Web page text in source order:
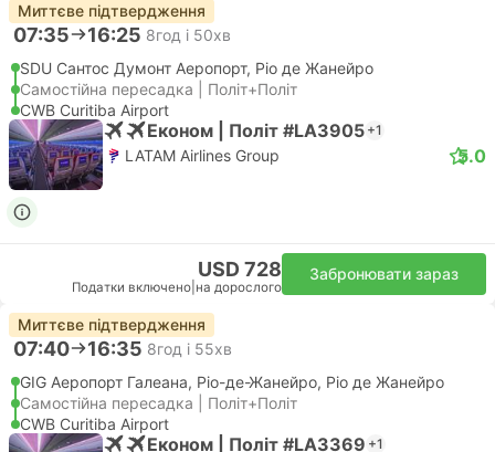
Миттєве підтвердження
07:35 16:25 8год і 50хв
SDU Сантос Думонт Аеропорт, Ріо де Жанейро
Самостійна пересадка | Політ+Політ
CWB Curitiba Airport
Економ | Політ #LA3905 +1
LATAM Airlines Group 5.0
USD 728
Податки включено на дорослого
Забронювати зараз
Миттєве підтвердження
07:40 16:35 8год і 55хв
GIG Аеропорт Галеана, Ріо-де-Жанейро, Ріо де Жанейро
Самостійна пересадка | Політ+Політ
CWB Curitiba Airport
Економ | Політ #LA3369 +1